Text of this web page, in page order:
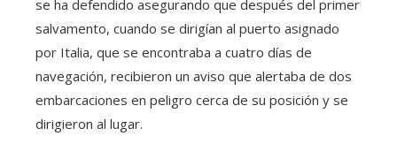
se ha defendido asegurando que después del primer
salvamento, cuando se dirigían al puerto asignado
por Italia, que se encontraba a cuatro días de
navegación, recibieron un aviso que alertaba de dos
embarcaciones en peligro cerca de su posición y se
dirigieron al lugar.